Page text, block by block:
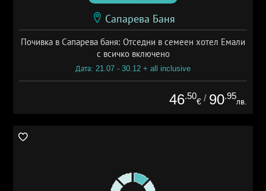
Сапарева Баня
Почивка в Сапарева баня: Отседни в семеен хотел Емали
с всичко включено
Дата: 21.07 - 30.12 + all inclusive
46.50
€ / 90.95
лв.